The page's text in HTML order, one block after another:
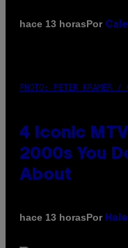
hace 13 horasPor
PHOTO: PETER KRAMER /
4 Iconic
2000s You
About
hace 13 horasPor